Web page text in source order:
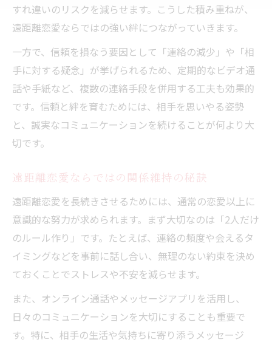
遠距離恋愛で会う頻度の目安と調整方法
遠距離恋愛向いてる人の特徴診断ポイント
遠距離恋愛のデメリットを生かす考え方
自分の時間を活かす遠距離の工夫
遠距離恋愛で自己成長につながる時間活用
遠距離恋愛の自分時間と将来設計の両立法
遠距離恋愛で自分磨きを楽しむ方法
長続きの秘訣と遠距離恋愛の価値
遠距離恋愛が長続きするカップルの特徴
遠距離恋愛の価値を最大限に活かす工夫
遠距離恋愛のメリットとデメリットを整理
遠距離恋愛の将来設計と安心感の作り方
遠距離恋愛で別れにくい関係を築く秘訣
すれ違いのリスクを減らせます。こうした積み重ねが、
遠距離恋愛ならではの強い絆につながっていきます。
一方で、信頼を損なう要因として「連絡の減少」や「相
手に対する疑念」が挙げられるため、定期的なビデオ通
話や手紙など、複数の連絡手段を併用する工夫も効果的
です。信頼と絆を育むためには、相手を思いやる姿勢
と、誠実なコミュニケーションを続けることが何より大
切です。
遠距離恋愛ならではの関係維持の秘訣
遠距離恋愛を長続きさせるためには、通常の恋愛以上に
意識的な努力が求められます。まず大切なのは「2人だけ
のルール作り」です。たとえば、連絡の頻度や会えるタ
イミングなどを事前に話し合い、無理のない約束を決め
ておくことでストレスや不安を減らせます。
また、オンライン通話やメッセージアプリを活用し、
日々のコミュニケーションを大切にすることも重要で
す。特に、相手の生活や気持ちに寄り添うメッセージ